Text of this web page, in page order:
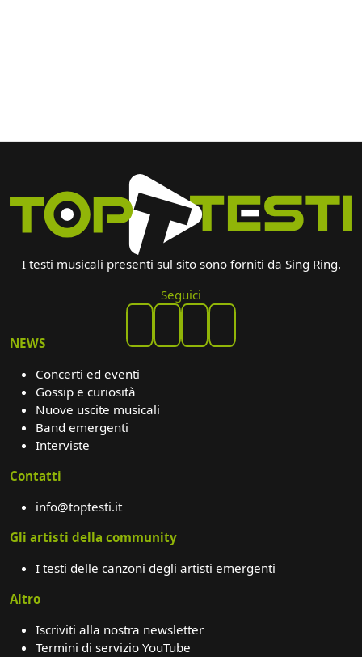
I testi musicali presenti sul sito sono forniti da Sing Ring.
Seguici
NEWS
Concerti ed eventi
Gossip e curiosità
Nuove uscite musicali
Band emergenti
Interviste
Contatti
info@toptesti.it
Gli artisti della community
I testi delle canzoni degli artisti emergenti
Altro
Iscriviti alla nostra newsletter
Termini di servizio YouTube